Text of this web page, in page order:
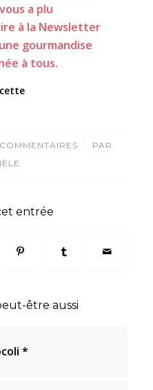
a plu
à la Newsletter
gourmandise
à tous.
/
PAR
entrée
être aussi
*